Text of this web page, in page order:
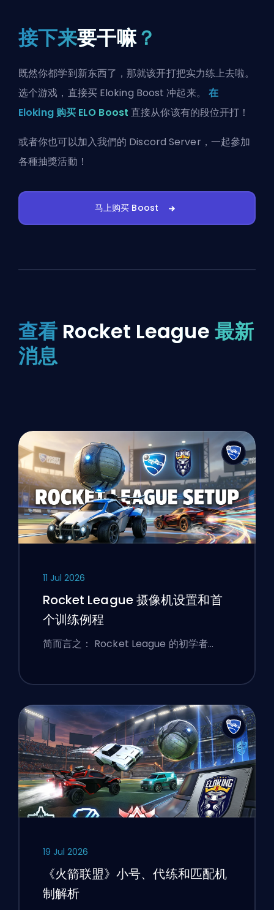
接下来要干嘛？
既然你都学到新东西了，那就该开打把实力练上去啦。
选个游戏，直接买 Eloking Boost 冲起来。 在
Eloking 购买 ELO Boost 直接从你该有的段位开打！
或者你也可以加入我們的 Discord Server ，一起參加
各種抽獎活動！
马上购买 Boost
查看 Rocket League 最新
消息
11 Jul 2026
Rocket League 摄像机设置和首
个训练例程
简而言之： Rocket League 的初学者…
19 Jul 2026
《火箭联盟》小号、代练和匹配机
制解析